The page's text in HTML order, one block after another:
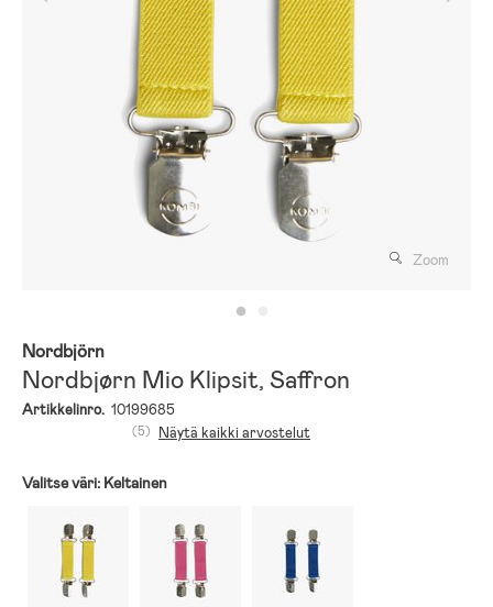
Zoom
Nordbjörn
Nordbjørn Mio Klipsit, Saffron
Artikkelinro. 10199685
(5) Näytä kaikki arvostelut
Valitse väri: Keltainen